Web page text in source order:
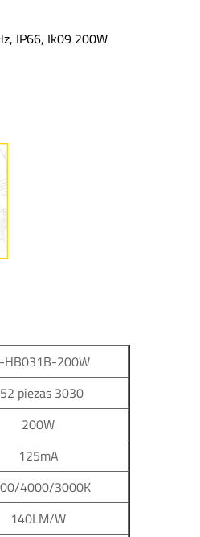
IP66, Ik09 200W
HB031B-200W
piezas 3030
200W
125mA
4000/3000K
140LM/W